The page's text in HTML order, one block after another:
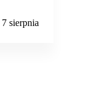
sierpnia